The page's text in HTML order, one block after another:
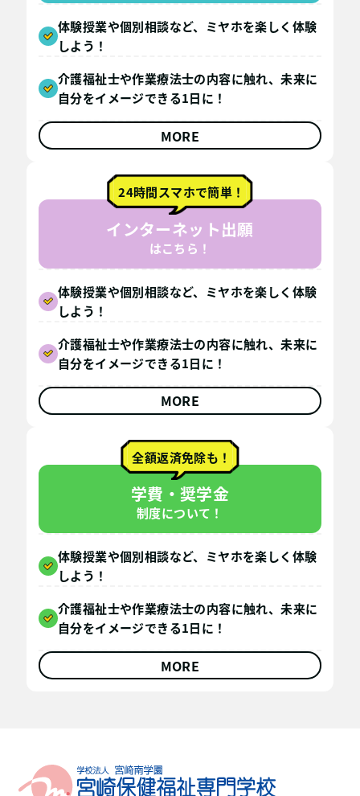
体験授業や個別相談など、ミヤホを楽しく体験
しよう！
介護福祉士や作業療法士の内容に触れ、未来に
自分をイメージできる1日に！
MORE
24時間スマホで簡単！
インターネット出願
はこちら！
体験授業や個別相談など、ミヤホを楽しく体験
しよう！
介護福祉士や作業療法士の内容に触れ、未来に
自分をイメージできる1日に！
MORE
全額返済免除も！
学費・奨学金
制度について！
体験授業や個別相談など、ミヤホを楽しく体験
しよう！
介護福祉士や作業療法士の内容に触れ、未来に
自分をイメージできる1日に！
MORE